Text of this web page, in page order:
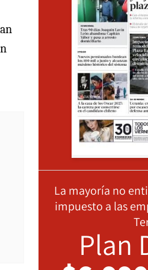
La mayoría no
impuesto a las
Plan